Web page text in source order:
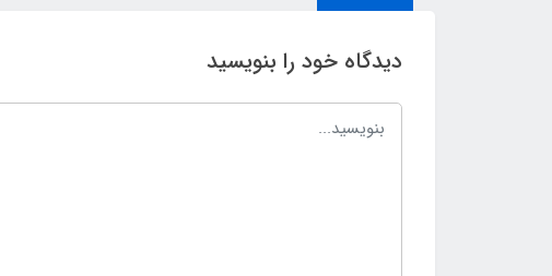
دیدگاه خود را بنویسید